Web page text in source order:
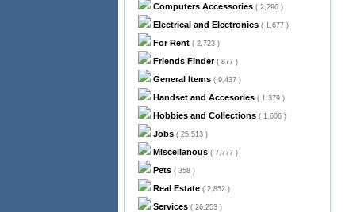
Computers Accessories( 2,296 )
Electrical and Electronics( 1,677 )
For Rent( 2,723 )
Friends Finder( 877 )
General Items( 9,437 )
Handset and Accesories( 1,379 )
Hobbies and Collections( 1,606 )
Jobs( 25,513 )
Miscellanous( 7,777 )
Pets( 358 )
Real Estate( 2,852 )
Services( 26,253 )